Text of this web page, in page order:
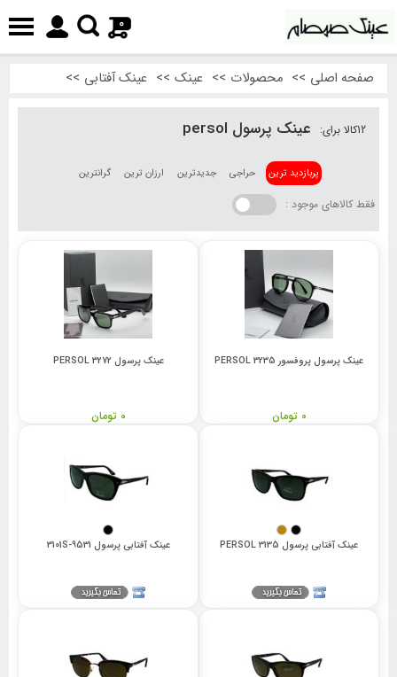
0
صفحه اصلی >> محصولات >> عینک >> عینک آفتابی >>
12کالا برای: عینک پرسول persol
پربازدید ترین حراجی جدیدترین ارزان ترین گرانترین
فقط کالاهای موجود :
عینک پرسول پروفسور 3235 PERSOL
0 تومان
عینک پرسول 3272 PERSOL
0 تومان
عینک آفتابی پرسول 3135 PERSOL عینک آفتابی پرسول 3101S-9531